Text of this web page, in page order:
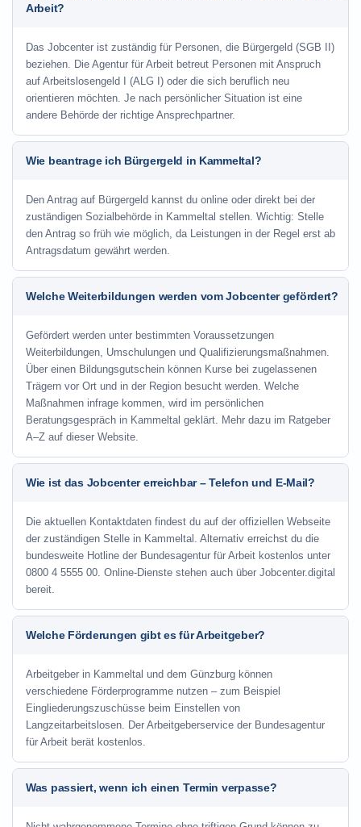
Arbeit?
Das Jobcenter ist zuständig für Personen, die Bürgergeld (SGB II)
beziehen. Die Agentur für Arbeit betreut Personen mit Anspruch
auf Arbeitslosengeld I (ALG I) oder die sich beruflich neu
orientieren möchten. Je nach persönlicher Situation ist eine
andere Behörde der richtige Ansprechpartner.
Wie beantrage ich Bürgergeld in Kammeltal?
Den Antrag auf Bürgergeld kannst du online oder direkt bei der
zuständigen Sozialbehörde in Kammeltal stellen. Wichtig: Stelle
den Antrag so früh wie möglich, da Leistungen in der Regel erst ab
Antragsdatum gewährt werden.
Welche Weiterbildungen werden vom Jobcenter gefördert?
Gefördert werden unter bestimmten Voraussetzungen
Weiterbildungen, Umschulungen und Qualifizierungsmaßnahmen.
Über einen Bildungsgutschein können Kurse bei zugelassenen
Trägern vor Ort und in der Region besucht werden. Welche
Maßnahmen infrage kommen, wird im persönlichen
Beratungsgespräch in Kammeltal geklärt. Mehr dazu im Ratgeber
A–Z auf dieser Website.
Wie ist das Jobcenter erreichbar – Telefon und E-Mail?
Die aktuellen Kontaktdaten findest du auf der offiziellen Webseite
der zuständigen Stelle in Kammeltal. Alternativ erreichst du die
bundesweite Hotline der Bundesagentur für Arbeit kostenlos unter
0800 4 5555 00. Online-Dienste stehen auch über Jobcenter.digital
bereit.
Welche Förderungen gibt es für Arbeitgeber?
Arbeitgeber in Kammeltal und dem Günzburg können
verschiedene Förderprogramme nutzen – zum Beispiel
Eingliederungszuschüsse beim Einstellen von
Langzeitarbeitslosen. Der Arbeitgeberservice der Bundesagentur
für Arbeit berät kostenlos.
Was passiert, wenn ich einen Termin verpasse?